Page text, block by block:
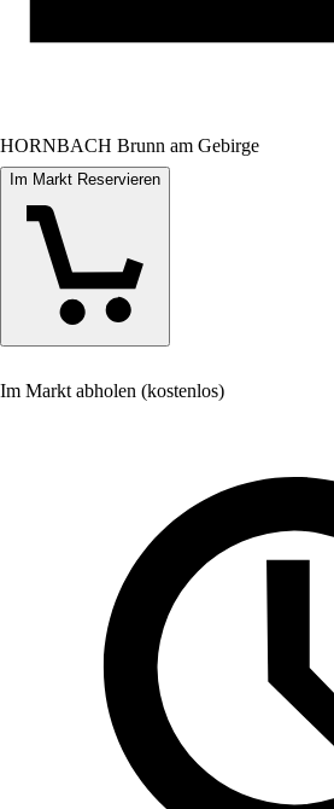
HORNBACH Brunn am Gebirge
Im Markt Reservieren
Im Markt abholen (kostenlos)